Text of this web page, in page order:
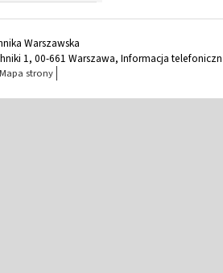
Warszawska
1, 00-661 Warszawa, Informacja
Mapa strony